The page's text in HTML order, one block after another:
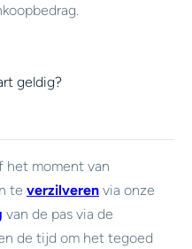
geldig?
het moment van
te verzilveren via onze
van de pas via de
de tijd om het tegoed